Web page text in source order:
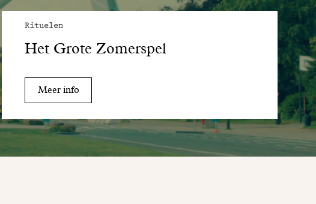
Rituelen
Het Grote Zomerspel
Meer info